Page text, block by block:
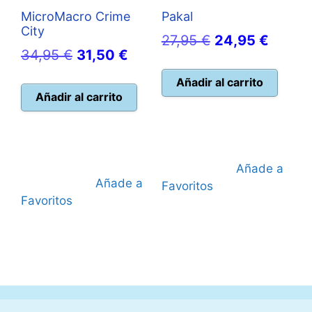
MicroMacro Crime
City
34,95€ El
original
era:
31,50 €
precio
actual
es:
Añadir al carrito
Añade a
Favoritos
Pakal
27,95€ El
original
era:
24,95 €El
es:
Añadir al carrito
Añade a
Favoritos